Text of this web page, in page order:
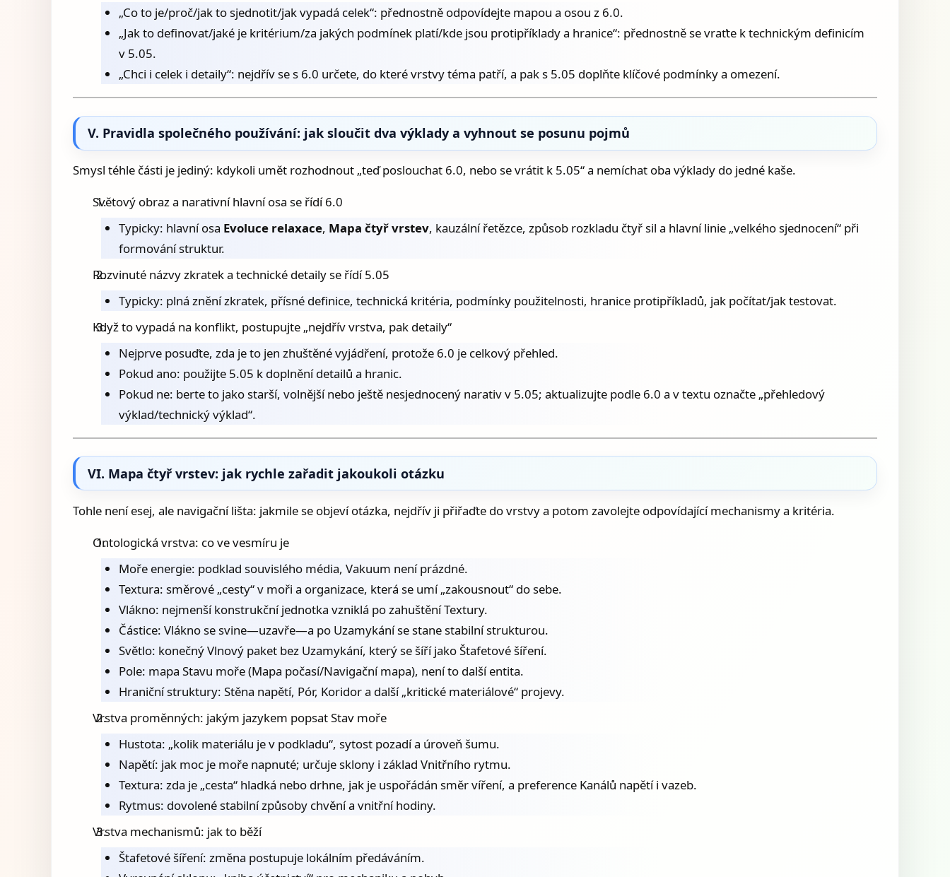
„Co to je/proč/jak to sjednotit/jak vypadá celek“: přednostně odpovídejte mapou a osou z 6.0.
„Jak to definovat/jaké je kritérium/za jakých podmínek platí/kde jsou proti­příklady a hranice“: přednostně se vraťte k technickým definicím
v 5.05.
„Chci i celek i detaily“: nejdřív se s 6.0 určete, do které vrstvy téma patří, a pak s 5.05 doplňte klíčové podmínky a omezení.
V. Pravidla společného používání: jak sloučit dva výklady a vyhnout se posunu pojmů
Smysl téhle části je jediný: kdykoli umět rozhodnout „teď poslouchat 6.0, nebo se vrátit k 5.05“ a nemíchat oba výklady do jedné kaše.
Světový obraz a narativní hlavní osa se řídí 6.0
Typicky: hlavní osa Evoluce relaxace, Mapa čtyř vrstev, kauzální řetězce, způsob rozkladu čtyř sil a hlavní linie „velkého sjednocení“ při
formování struktur.
Rozvinuté názvy zkratek a technické detaily se řídí 5.05
Typicky: plná znění zkratek, přísné definice, technická kritéria, podmínky použitelnosti, hranice proti­příkladů, jak počítat/jak testovat.
Když to vypadá na konflikt, postupujte „nejdřív vrstva, pak detaily“
Nejprve posuďte, zda je to jen zhuštěné vyjádření, protože 6.0 je celkový přehled.
Pokud ano: použijte 5.05 k doplnění detailů a hranic.
Pokud ne: berte to jako starší, volnější nebo ještě nesjednocený narativ v 5.05; aktualizujte podle 6.0 a v textu označte „přehledový
výklad/technický výklad“.
VI. Mapa čtyř vrstev: jak rychle zařadit jakoukoli otázku
Tohle není esej, ale navigační lišta: jakmile se objeví otázka, nejdřív ji přiřaďte do vrstvy a potom zavolejte odpovídající mechanismy a kritéria.
Ontologická vrstva: co ve vesmíru je
Moře energie: podklad souvislého média, Vakuum není prázdné.
Textura: směrové „cesty“ v moři a organizace, která se umí „zakousnout“ do sebe.
Vlákno: nejmenší konstrukční jednotka vzniklá po zahuštění Textury.
Částice: Vlákno se svine—uzavře—a po Uzamykání se stane stabilní strukturou.
Světlo: konečný Vlnový paket bez Uzamykání, který se šíří jako Štafetové šíření.
Pole: mapa Stavu moře (Mapa počasí/Navigační mapa), není to další entita.
Hraniční struktury: Stěna napětí, Pór, Koridor a další „kritické materiálové“ projevy.
Vrstva proměnných: jakým jazykem popsat Stav moře
Hustota: „kolik materiálu je v podkladu“, sytost pozadí a úroveň šumu.
Napětí: jak moc je moře napnuté; určuje sklony i základ Vnitřního rytmu.
Textura: zda je „cesta“ hladká nebo drhne, jak je uspořádán směr víření, a preference Kanálů napětí i vazeb.
Rytmus: dovolené stabilní způsoby chvění a vnitřní hodiny.
Vrstva mechanismů: jak to běží
Štafetové šíření: změna postupuje lokálním předáváním.